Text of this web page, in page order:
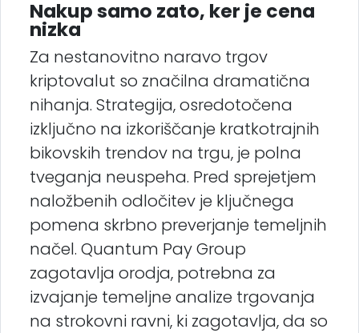
Nakup samo zato, ker je cena
nizka
Za nestanovitno naravo trgov
kriptovalut so značilna dramatična
nihanja. Strategija, osredotočena
izključno na izkoriščanje kratkotrajnih
bikovskih trendov na trgu, je polna
tveganja neuspeha. Pred sprejetjem
naložbenih odločitev je ključnega
pomena skrbno preverjanje temeljnih
načel. Quantum Pay Group
zagotavlja orodja, potrebna za
izvajanje temeljne analize trgovanja
na strokovni ravni, ki zagotavlja, da so